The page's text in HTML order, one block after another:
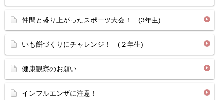
仲間と盛り上がったスポーツ大会！ (3年生)
いも餅づくりにチャレンジ！ (２年生)
健康観察のお願い
インフルエンザに注意！